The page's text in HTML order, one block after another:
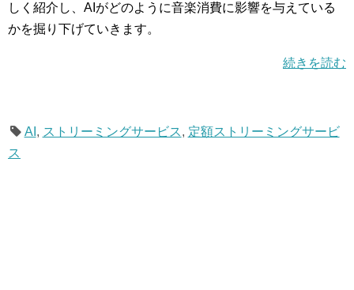
しく紹介し、AIがどのように音楽消費に影響を与えている
かを掘り下げていきます。
続きを読む
AI , ストリーミングサービス, 定額ストリーミングサービ
ス